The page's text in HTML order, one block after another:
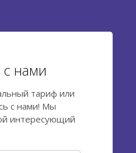
нами
тариф или
с нами! Мы
интересующий